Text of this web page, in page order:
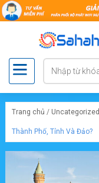
Trang chủ / Uncategorized
Thành Phố, Tỉnh Và Đảo?